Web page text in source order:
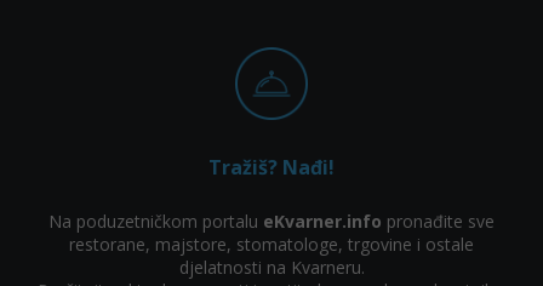
Tražiš? Nađi!
Na poduzetničkom portalu eKvarner.info pronađite sve
restorane, majstore, stomatologe, trgovine i ostale
djelatnosti na Kvarneru.